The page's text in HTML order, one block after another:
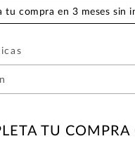
tu compra en 3 meses sin
TU COMPRA